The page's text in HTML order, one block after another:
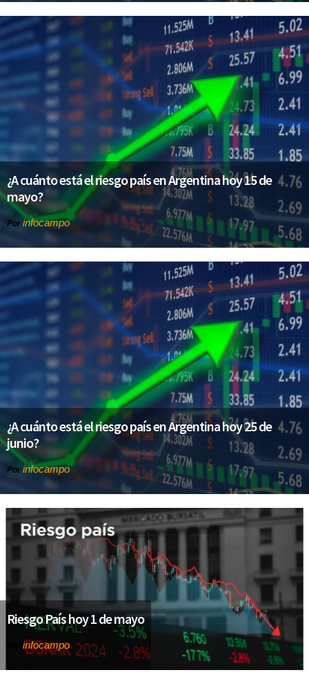
¿A cuánto está el riesgo país en Argentina hoy 15 de
mayo?
Por infocampo
¿A cuánto está el riesgo país en Argentina hoy 25 de
junio?
Por infocampo
Riesgo País hoy 1 de mayo
infocampo